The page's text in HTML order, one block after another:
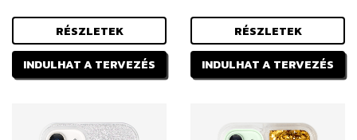
RÉSZLETEK
INDULHAT A TERVEZÉS
RÉSZLETEK
INDULHAT A TERVEZÉS